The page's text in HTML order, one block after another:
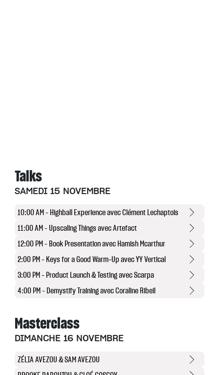
Talks
SAMEDI 15 NOVEMBRE
10:00 AM – Highball Experience avec Clément Lechaptois
11:00 AM – Upscaling Things avec Artefact
12:00 PM – Book Presentation avec Hamish Mcarthur
2:00 PM – Keys for a Good Warm-Up avec YY Vertical
3:00 PM – Product Launch & Testing avec Scarpa
4:00 PM – Demystify Training avec Coraline Ribeil
Masterclass
DIMANCHE 16 NOVEMBRE
ZÉLIA AVEZOU & SAM AVEZOU